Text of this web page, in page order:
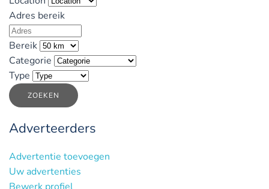
Adres bereik
Bereik
Categorie
Type
ZOEKEN
Adverteerders
Advertentie toevoegen
Uw advertenties